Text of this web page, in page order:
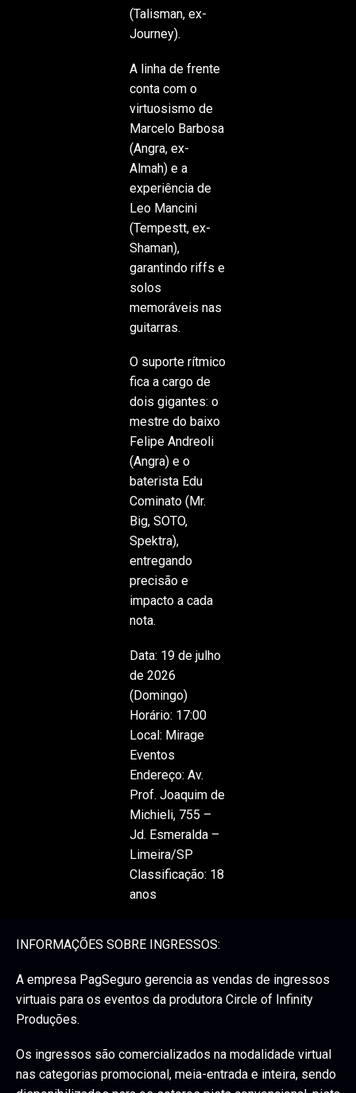
(Talisman, ex-
Journey).
A linha de frente
conta com o
virtuosismo de
Marcelo Barbosa
(Angra, ex-
Almah) e a
experiência de
Leo Mancini
(Tempestt, ex-
Shaman),
garantindo riffs e
solos
memoráveis nas
guitarras.
O suporte rítmico
fica a cargo de
dois gigantes: o
mestre do baixo
Felipe Andreoli
(Angra) e o
baterista Edu
Cominato (Mr.
Big, SOTO,
Spektra),
entregando
precisão e
impacto a cada
nota.
Data: 19 de julho
de 2026
(Domingo)
Horário: 17:00
Local: Mirage
Eventos
Endereço: Av.
Prof. Joaquim de
Michieli, 755 –
Jd. Esmeralda –
Limeira/SP
Classificação: 18
anos
INFORMAÇÕES SOBRE INGRESSOS:
A empresa PagSeguro gerencia as vendas de ingressos
virtuais para os eventos da produtora Circle of Infinity
Produções.
Os ingressos são comercializados na modalidade virtual
nas categorias promocional, meia-entrada e inteira, sendo